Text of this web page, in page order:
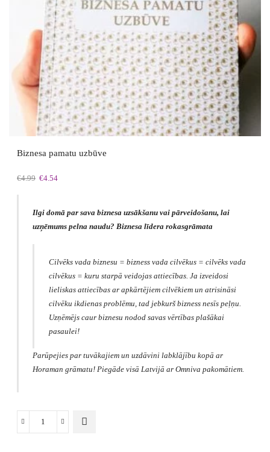
Biznesa pamatu uzbūve
€4.99 Original
€4.99.
€4.54Current
€4.54.
Ilgi domā par sava biznesa uzsākšanu vai pārveidošanu, lai
uzņēmums pelna naudu? Biznesa līdera rokasgrāmata
Cilvēks vada biznesu = bizness vada cilvēkus = cilvēks vada
cilvēkus = kuru starpā veidojas attiecības. Ja izveidosi
lieliskas attiecības ar apkārtējiem cilvēkiem un atrisināsi
cilvēku ikdienas problēmu, tad jebkurš bizness nesīs peļņu.
Uzņēmējs caur biznesu nodod savas vērtības plašākai
pasaulei!
Parūpejies par tuvākajiem un uzdāvini labklājību kopā ar
Horaman grāmatu! Piegāde visā Latvijā ar Omniva pakomātiem.
Biznesa